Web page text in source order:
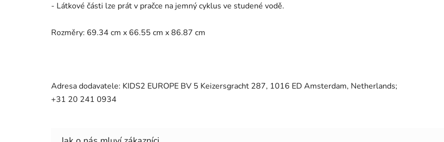
- Látkové části lze prát v pračce na jemný cyklus ve studené vodě.
Rozměry: 69.34 cm x 66.55 cm x 86.87 cm
Adresa dodavatele: KIDS2 EUROPE BV 5 Keizersgracht 287, 1016 ED Amsterdam, Netherlands;
+31 20 241 0934